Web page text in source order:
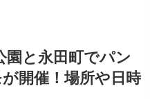
園と永田町でパン
開催！場所や日時